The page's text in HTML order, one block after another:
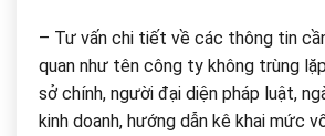
– Tư vấn chi tiết về các thông tin
quan như tên công ty không trùng
sở chính, người đại diện pháp luật,
kinh doanh, hướng dẫn kê khai mức